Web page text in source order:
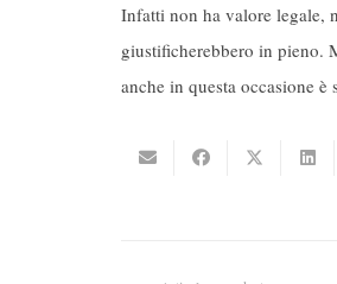
Infatti non ha valore legale,
giustificherebbero in pieno.
anche in questa occasione